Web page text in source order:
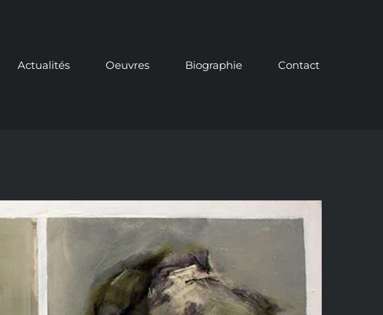
Actualités Oeuvres Biographie Contact